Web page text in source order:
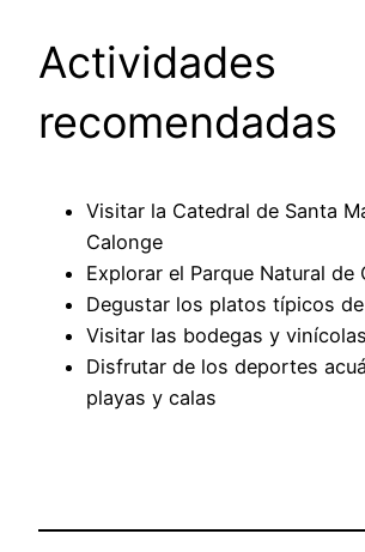
Actividades
recomendadas
Visitar la Catedral de Santa
Calonge
Explorar el Parque Natural de
Degustar los platos típicos
Visitar las bodegas y
Disfrutar de los deportes
playas y calas